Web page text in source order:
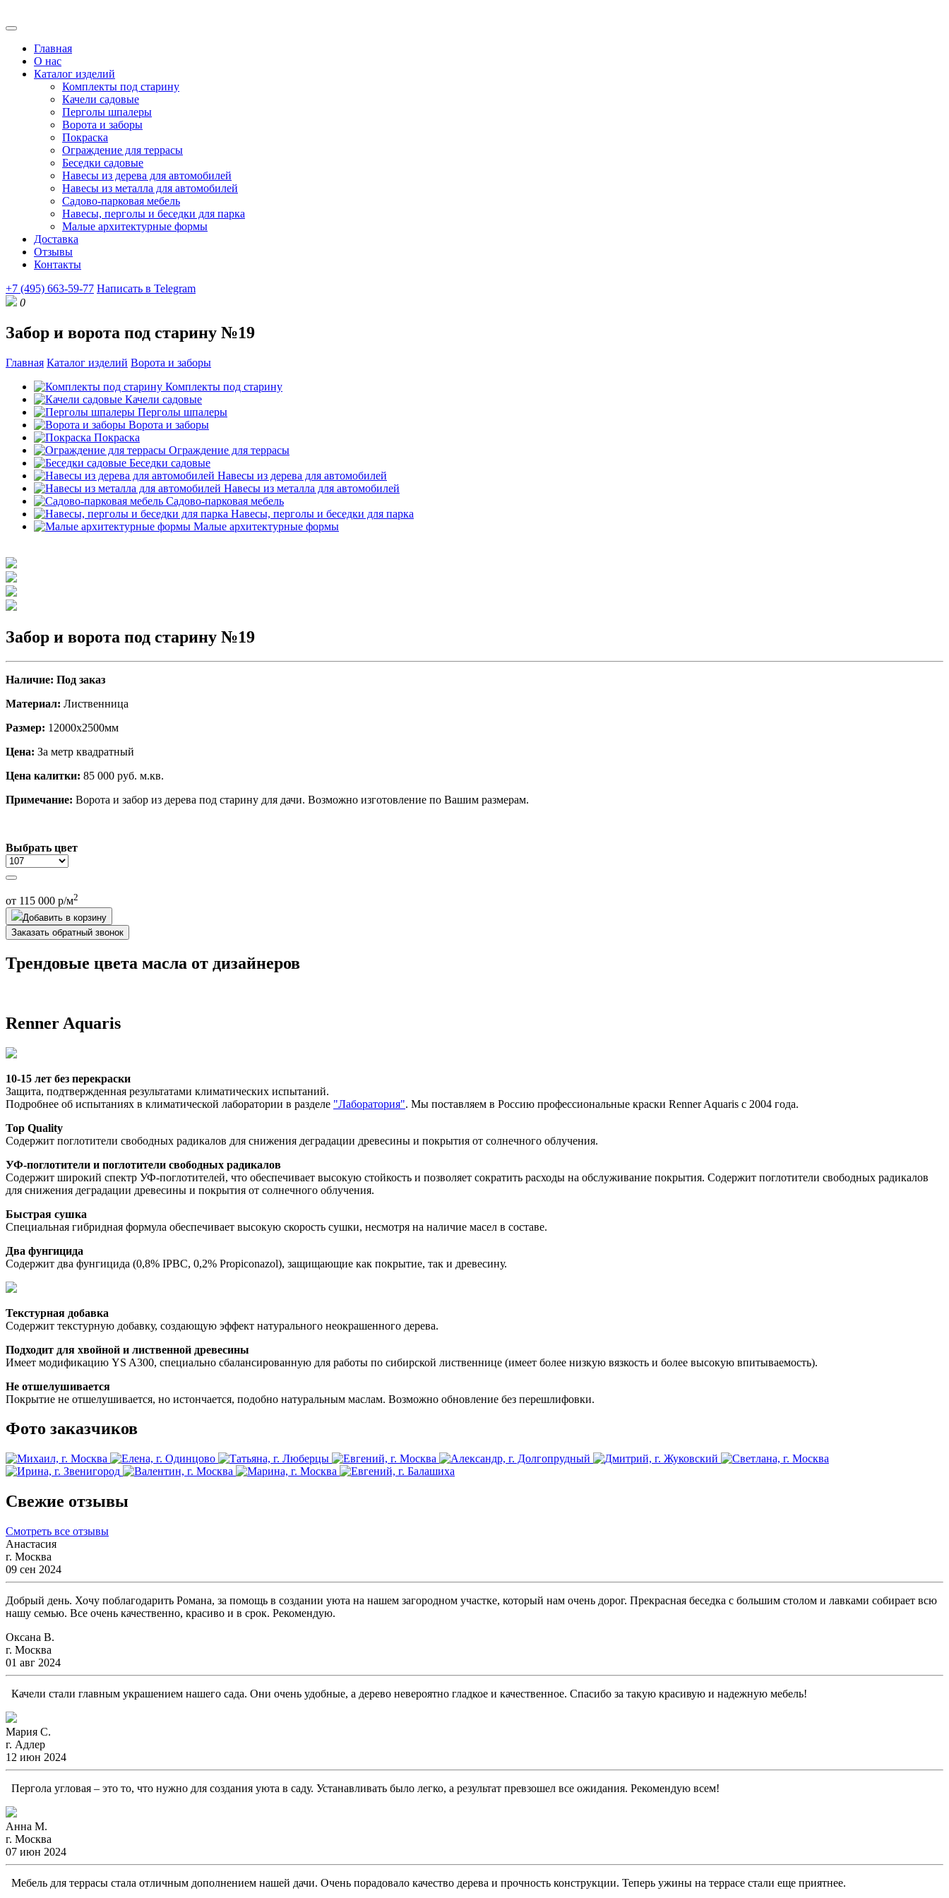
Главная
О нас
Каталог изделий
Комплекты под старину
Качели садовые
Перголы шпалеры
Ворота и заборы
Покраска
Ограждение для террасы
Беседки садовые
Навесы из дерева для автомобилей
Навесы из металла для автомобилей
Садово-парковая мебель
Навесы, перголы и беседки для парка
Малые архитектурные формы
Доставка
Отзывы
Контакты
+7 (495) 663-59-77 Написать в Telegram
0
Забор и ворота под старину №19
Главная Каталог изделий Ворота и заборы
Комплекты под старину
Качели садовые
Перголы шпалеры
Ворота и заборы
Покраска
Ограждение для террасы
Беседки садовые
Навесы из дерева для автомобилей
Навесы из металла для автомобилей
Садово-парковая мебель
Навесы, перголы и беседки для парка
Малые архитектурные формы
Забор и ворота под старину №19
Наличие: Под заказ
Материал: Лиственница
Размер: 12000х2500мм
Цена: За метр квадратный
Цена калитки: 85 000 руб. м.кв.
Примечание: Ворота и забор из дерева под старину для дачи. Возможно изготовление по Вашим размерам.
Выбрать цвет
от 115 000 р/м2
Добавить в корзину
Заказать обратный звонок
Трендовые цвета масла от дизайнеров
Renner Aquaris
10-15 лет без перекраски
Защита, подтвержденная результатами климатических испытаний.
Подробнее об испытаниях в климатической лаборатории в разделе "Лаборатория". Мы поставляем в Россию профессиональные краски Renner Aquaris с 2004 года.
Top Quality
Содержит поглотители свободных радикалов для снижения деградации древесины и покрытия от солнечного облучения.
УФ-поглотители и поглотители свободных радикалов
Содержит широкий спектр УФ-поглотителей, что обеспечивает высокую стойкость и позволяет сократить расходы на обслуживание покрытия. Содержит поглотители свободных радикалов
для снижения деградации древесины и покрытия от солнечного облучения.
Быстрая сушка
Специальная гибридная формула обеспечивает высокую скорость сушки, несмотря на наличие масел в составе.
Два фунгицида
Содержит два фунгицида (0,8% IPBC, 0,2% Propiconazol), защищающие как покрытие, так и древесину.
Текстурная добавка
Содержит текстурную добавку, создающую эффект натурального неокрашенного дерева.
Подходит для хвойной и лиственной древесины
Имеет модификацию YS A300, специально сбалансированную для работы по сибирской лиственнице (имеет более низкую вязкость и более высокую впитываемость).
Не отшелушивается
Покрытие не отшелушивается, но истончается, подобно натуральным маслам. Возможно обновление без перешлифовки.
Фото заказчиков
Свежие отзывы
Смотреть все отзывы
Анастасия
г. Москва
09 сен 2024
Добрый день. Хочу поблагодарить Романа, за помощь в создании уюта на нашем загородном участке, который нам очень дорог. Прекрасная беседка с большим столом и лавками собирает всю
нашу семью. Все очень качественно, красиво и в срок. Рекомендую.
Оксана В.
г. Москва
01 авг 2024
Качели стали главным украшением нашего сада. Они очень удобные, а дерево невероятно гладкое и качественное. Спасибо за такую красивую и надежную мебель!
Мария С.
г. Адлер
12 июн 2024
Пергола угловая – это то, что нужно для создания уюта в саду. Устанавливать было легко, а результат превзошел все ожидания. Рекомендую всем!
Анна М.
г. Москва
07 июн 2024
Мебель для террасы стала отличным дополнением нашей дачи. Очень порадовало качество дерева и прочность конструкции. Теперь ужины на террасе стали еще приятнее.